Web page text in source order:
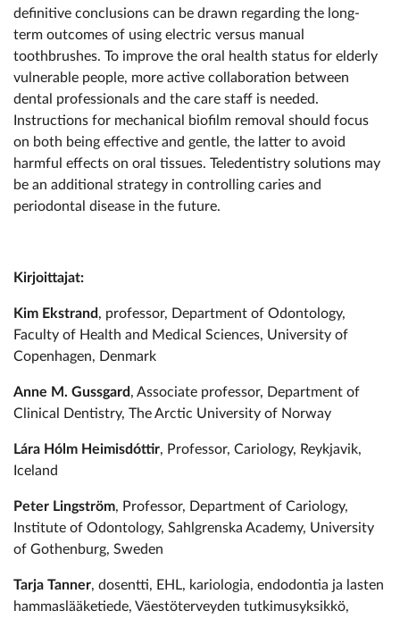
definitive conclusions can be drawn regarding the long-
term outcomes of using electric versus manual
toothbrushes. To improve the oral health status for elderly
vulnerable people, more active collaboration between
dental professionals and the care staff is needed.
Instructions for mechanical biofilm removal should focus
on both being effective and gentle, the latter to avoid
harmful effects on oral tissues. Teledentistry solutions may
be an additional strategy in controlling caries and
periodontal disease in the future.
Kirjoittajat:
Kim Ekstrand, professor, Department of Odontology,
Faculty of Health and Medical Sciences, University of
Copenhagen, Denmark
Anne M. Gussgard, Associate professor, Department of
Clinical Dentistry, The Arctic University of Norway
Lára Hólm Heimisdóttir, Professor, Cariology, Reykjavik,
Iceland
Peter Lingström, Professor, Department of Cariology,
Institute of Odontology, Sahlgrenska Academy, University
of Gothenburg, Sweden
Tarja Tanner, dosentti, EHL, kariologia, endodontia ja lasten
hammaslääketiede, Väestöterveyden tutkimusyksikkö,